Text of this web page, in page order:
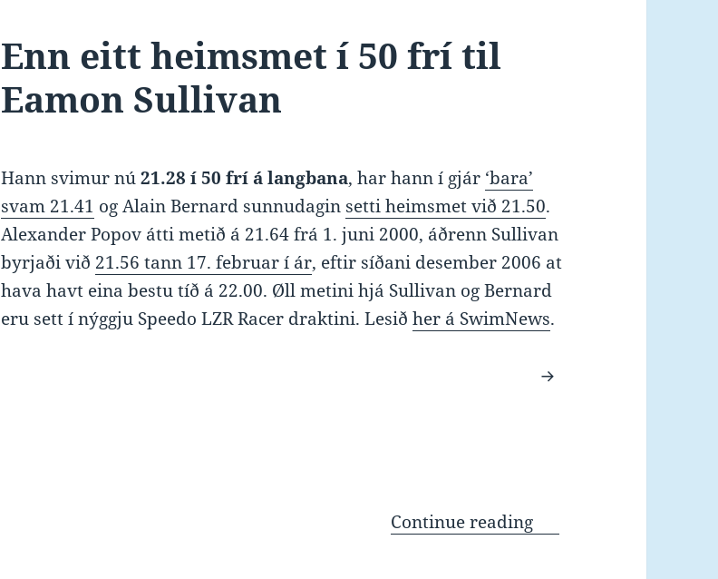
Enn eitt heimsmet í 50 frí til
Eamon Sullivan
Hann svimur nú21.28 í 50 frí á langbana, har hann í gjár ‘bara’
svam 21.41 og Alain Bernard sunnudagin setti heimsmet við 21.50.
Alexander Popov átti metið á 21.64 frá 1. juni 2000, áðrenn Sullivan
byrjaði við 21.56 tann 17. februar í ár, eftir síðani desember 2006 at
hava havt eina bestu tíð á 22.00. Øll metini hjá Sullivan og Bernard
eru sett í nýggju Speedo LZR Racer draktini. Lesiðher á SwimNews.
Continue reading
Enn eitt heimsmet í